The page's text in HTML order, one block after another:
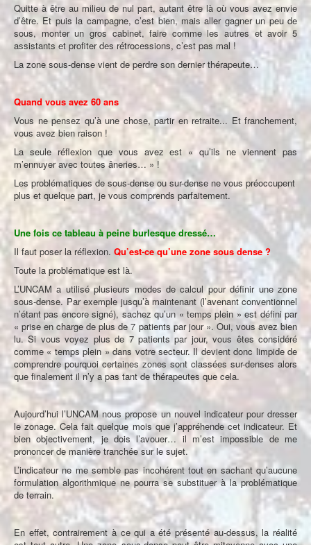
Quitte à être au milieu de nul part, autant être là où vous avez envie
d’être. Et puis la campagne, c’est bien, mais aller gagner un peu de
sous, monter un gros cabinet, faire comme les autres et avoir 5
assistants et profiter des rétrocessions, c’est pas mal !
La zone sous-dense vient de perdre son dernier thérapeute…
Quand vous avez 60 ans
Vous ne pensez qu’à une chose, partir en retraite... Et franchement,
vous avez bien raison !
La seule réflexion que vous avez est « qu’ils ne viennent pas
m’ennuyer avec toutes âneries… » !
Les problématiques de sous-dense ou sur-dense ne vous préoccupent
plus et quelque part, je vous comprends parfaitement.
Une fois ce tableau à peine burlesque dressé…
Il faut poser la réflexion. Qu’est-ce qu’une zone sous dense ?
Toute la problématique est là.
L’UNCAM a utilisé plusieurs modes de calcul pour définir une zone
sous-dense. Par exemple jusqu’à maintenant (l’avenant conventionnel
n’étant pas encore signé), sachez qu’un « temps plein » est défini par
« prise en charge de plus de 7 patients par jour ». Oui, vous avez bien
lu. Si vous voyez plus de 7 patients par jour, vous êtes considéré
comme « temps plein » dans votre secteur. Il devient donc limpide de
comprendre pourquoi certaines zones sont classées sur-denses alors
que finalement il n’y a pas tant de thérapeutes que cela.
Aujourd’hui l’UNCAM nous propose un nouvel indicateur pour dresser
le zonage. Cela fait quelque mois que j’appréhende cet indicateur. Et
bien objectivement, je dois l’avouer… il m’est impossible de me
prononcer de manière tranchée sur le sujet.
L’indicateur ne me semble pas incohérent tout en sachant qu’aucune
formulation algorithmique ne pourra se substituer à la problématique
de terrain.
En effet, contrairement à ce qui a été présenté au-dessus, la réalité